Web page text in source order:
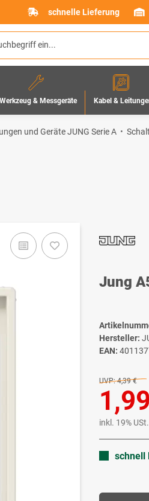
schnelle Lieferung
Werkzeug & Messgeräte Kabel &
und Geräte JUNG Serie A
Jung
Hersteller:
EAN:
UVP: 4,39 €
inkl. 19%
schnell